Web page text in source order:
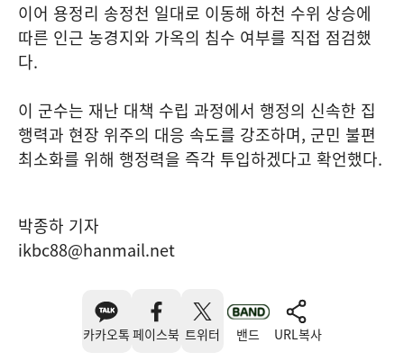
이어 용정리 송정천 일대로 이동해 하천 수위 상승에
따른 인근 농경지와 가옥의 침수 여부를 직접 점검했
다.
이 군수는 재난 대책 수립 과정에서 행정의 신속한 집
행력과 현장 위주의 대응 속도를 강조하며, 군민 불편
최소화를 위해 행정력을 즉각 투입하겠다고 확언했다.
박종하 기자
ikbc88@hanmail.net
카카오톡 페이스북 트위터 밴드 URL복사